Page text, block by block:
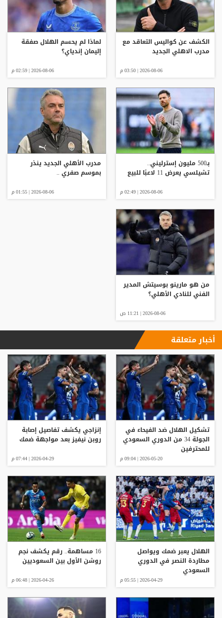
الكشف عن كواليس التعاقد مع
مدرب الاهلي الجديد
2026-08-06 | 03:50 م
لماذا لم يحسم الهلال صفقة
إليمان إندياي؟
2026-08-06 | 02:59 م
بـ500 مليون إسترليني..
تشيلسي يعرض 11 لاعبًا للبيع
2026-08-06 | 02:49 م
مدرب الأهلي الجديد ينذر
بموسم صفري ..
2026-08-06 | 01:55 م
من هو مارينو بوسيتش المدير
الفني للنادي الأهلي؟
2026-08-06 | 11:21 ص
أخبار متعلقة
تشكيل الهلال ضد الفيحاء في
الجولة 34 من الدوري السعودي
للمحترفين
2026-05-20 | 09:04 م
إنزاجي يكشف تفاصيل إصابة
روبن نيفيز بعد مواجهة ضمك
2026-04-29 | 07:44 م
الهلال يعبر ضمك ويواصل
مطاردة النصر في الدوري
السعودي
2026-04-29 | 05:55 م
16 مساهمة.. رقم يكشف نجم
روشن الأول بين السعوديين
2026-04-26 | 06:48 م